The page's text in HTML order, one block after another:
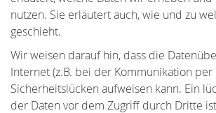
nutzen. Sie erläutert auch, wie und zu
geschieht.
Wir weisen darauf hin, dass die
Internet (z.B. bei der Kommunikation per
Sicherheitslücken aufweisen kann. Ein
der Daten vor dem Zugriff durch Dritte